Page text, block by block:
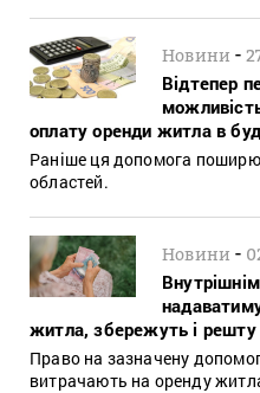
Новини -
Відтепер
оплату оренди житла в
Раніше ця допомога
областей.
Новини -
житла, збережуть і решту
Право на зазначену
витрачають на оренду